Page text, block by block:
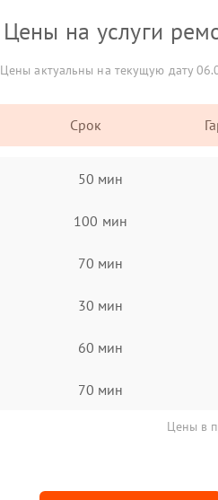
Цены на услуги
Цены актуальны на текущую дату
Срок
50 мин
100 мин
70 мин
30 мин
60 мин
70 мин
Цены в